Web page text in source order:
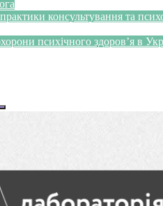
консультування та
психічного здоров’я в